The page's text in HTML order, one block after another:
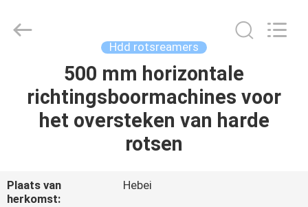
PRODUCTEN
ONS
Supplier.
Copyright
Manufacturing
Hdd rotsreamers
500 mm horizontale
richtingsboormachines voor
het oversteken van harde
rotsen
Plaats van
herkomst:
Hebei